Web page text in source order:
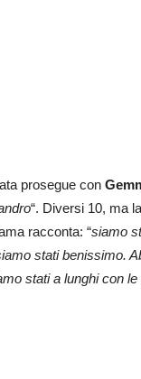
prosegue con
“. Diversi 10, ma
racconta: “siamo
stati benissimo.
stati a lunghi con